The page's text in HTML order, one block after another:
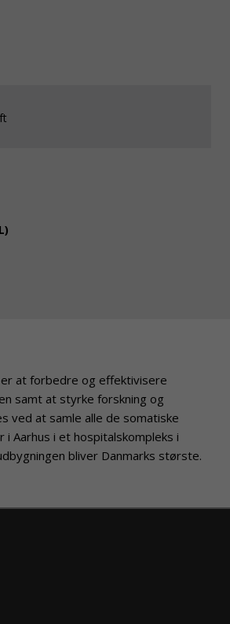
at forbedre og effektivisere
samt at styrke forskning og
ved at samle alle de somatiske
i Aarhus i et hospitalskompleks i
bliver Danmarks største.